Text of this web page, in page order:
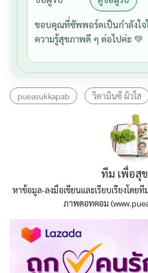
ขอบคุณที่ซัพพอร์ตเป็นกำลังใจ
ความรู้สุขภาพดี ๆ ต่อไปค่ะ 💚
pueasukkapab วิตามินซี ผิวใส
ทีม เพื่อสุ
หาข้อมูล-ลงมือเขียนและเรียบเรียงโดย
ภาพดอทคอม